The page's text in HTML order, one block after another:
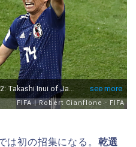
は初の招集になる。 乾選